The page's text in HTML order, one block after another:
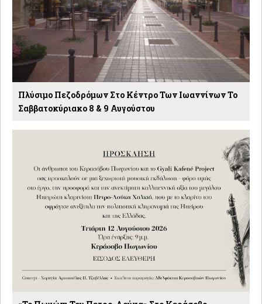
Πλύσιμο Πεζοδρόμων Στο Κέντρο Των Ιωαννίνων Το
Σαββατοκύριακο 8 & 9 Αυγούστου